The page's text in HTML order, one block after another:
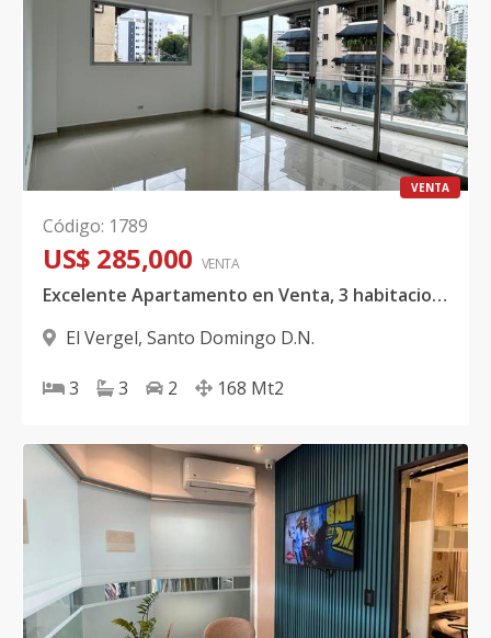
VENTA
Código: 1789
US$ 285,000 VENTA
Excelente Apartamento en Venta, 3 habitaciones, El Vergel
El Vergel, Santo Domingo D.N.
3 3 2 168 Mt2